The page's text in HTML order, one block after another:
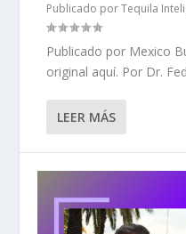
Publicado porTequila
Publicado por Mexico
original aquí. Por Dr.
LEER MÁS